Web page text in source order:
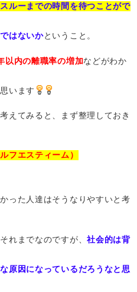
ルーまでの時間を待つことがで
はないかということ。
以内の離職率の増加などがわか
います
えてみると、まず整理しておき
フエスティーム）
った人達はそうなりやすいと考
れまでなのですが、社会的は背
原因になっているだろうなと思